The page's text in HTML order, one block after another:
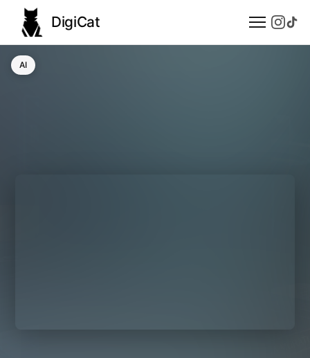
DigiCat
AI
AI